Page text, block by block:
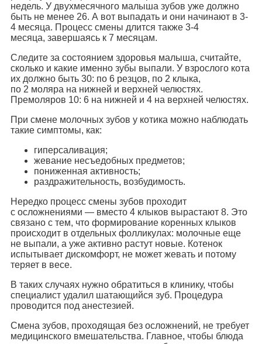
недель. У двухмесячного малыша зубов уже должно
быть не менее 26. А вот выпадать и они начинают в 3-
4 месяца. Процесс смены длится также 3-4
месяца, завершаясь к 7 месяцам.
Следите за состоянием здоровья малыша, считайте,
сколько и какие именно зубы выпали. У взрослого кота
их должно быть 30: по 6 резцов, по 2 клыка,
по 2 моляра на нижней и верхней челюстях.
Премоляров 10: 6 на нижней и 4 на верхней челюстях.
При смене молочных зубов у котика можно наблюдать
такие симптомы, как:
гиперсаливация;
жевание несъедобных предметов;
пониженная активность;
раздражительность, возбудимость.
Нередко процесс смены зубов проходит
с осложнениями — вместо 4 клыков вырастают 8. Это
связано с тем, что формирование коренных клыков
происходит в отдельных фолликулах: молочные еще
не выпали, а уже активно растут новые. Котенок
испытывает дискомфорт, не может жевать и потому
теряет в весе.
В таких случаях нужно обратиться в клинику, чтобы
специалист удалил шатающийся зуб. Процедура
проводится под анестезией.
Смена зубов, проходящая без осложнений, не требует
медицинского вмешательства. Главное, чтобы блюда